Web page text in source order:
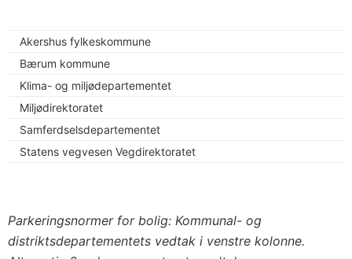
Akershus fylkeskommune
Bærum kommune
Klima- og miljødepartementet
Miljødirektoratet
Samferdselsdepartementet
Statens vegvesen Vegdirektoratet
Parkeringsnormer for bolig: Kommunal- og
distriktsdepartementets vedtak i venstre kolonne.